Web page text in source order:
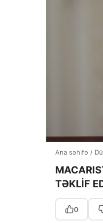
Ana səhifə /
TƏKLİF
0